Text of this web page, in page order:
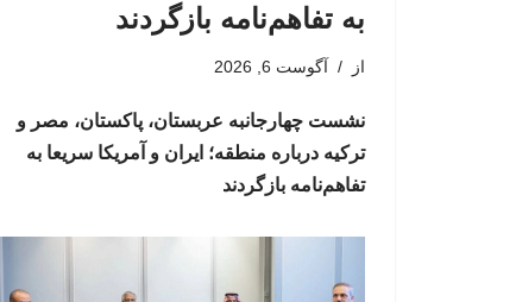
به تفاهم‌نامه بازگردند
از آگوست 6, 2026
نشست چهارجانبه عربستان، پاکستان، مصر و
ترکیه درباره منطقه؛ ایران و آمریکا سریعا به
تفاهم‌نامه بازگردند